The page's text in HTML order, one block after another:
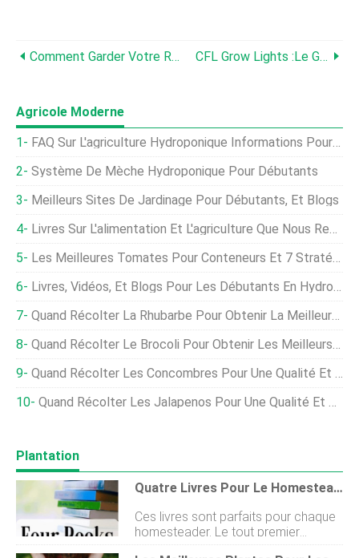
Comment Garder Votre Réservoir Hydroponique Au Frais CFL Grow Lights :le Guide Ultime
Agricole Moderne
FAQ Sur L'agriculture Hydroponique Informations Pour Les Débutants
Système De Mèche Hydroponique Pour Débutants
Meilleurs Sites De Jardinage Pour Débutants, Et Blogs
Livres Sur L'alimentation Et L'agriculture Que Nous Recherchons Cet Automne
Les Meilleures Tomates Pour Conteneurs Et 7 Stratégies Pour Les Cultiver En Pots
Livres, Vidéos, Et Blogs Pour Les Débutants En Hydroponie
Quand Récolter La Rhubarbe Pour Obtenir La Meilleure Saveur Et Les Meilleurs Rendements
Quand Récolter Le Brocoli Pour Obtenir Les Meilleurs Rendements Et Saveurs
Quand Récolter Les Concombres Pour Une Qualité Et Une Saveur Optimales
Quand Récolter Les Jalapenos Pour Une Qualité Et Une Saveur Optimales
Plantation
Quatre Livres Pour Le Homesteader
Ces livres sont parfaits pour chaque
homesteader. Le tout premier
cadeau de pendaison de crémaillère